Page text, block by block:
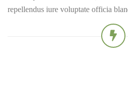
repellendus iure voluptate officia